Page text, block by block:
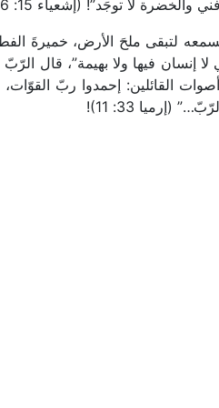
لا توجَد”! (إشعياء 15: 6)!
لتبقى ملحَ الأرض، خميرةَ
إنسان فيها ولا بهيمة”، قال
القائلين: إحمدوا ربّ القوّات،
33: 11)!